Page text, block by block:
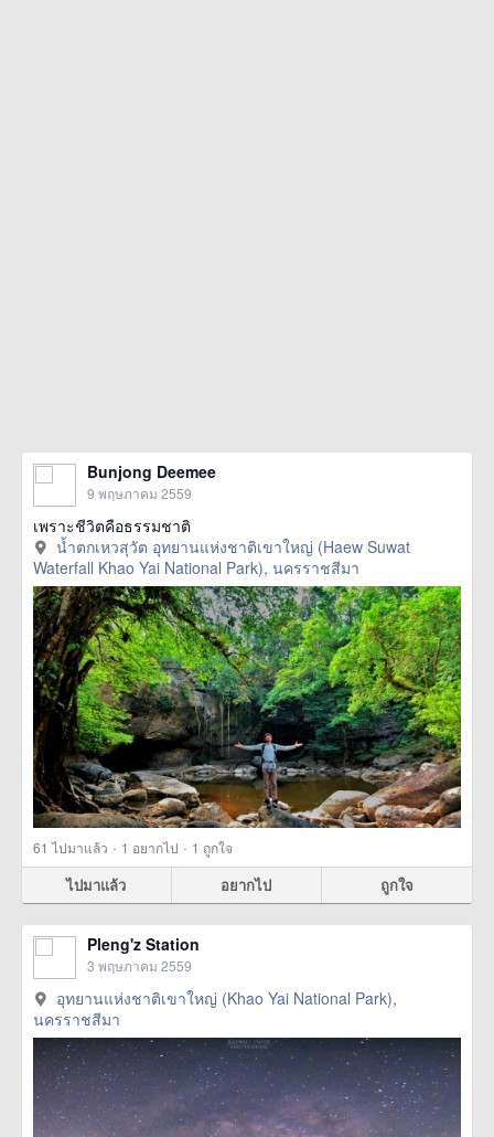
Bunjong Deemee
9 พฤษภาคม 2559
เพราะชีวิตคือธรรมชาติ
น้ำตกเหวสุวัต อุทยานแห่งชาติเขาใหญ่ (Haew Suwat
Waterfall Khao Yai National Park), นครราชสีมา
61 ไปมาแล้ว · 1 อยากไป · 1 ถูกใจ
ไปมาแล้ว อยากไป ถูกใจ
Pleng'z Station
3 พฤษภาคม 2559
อุทยานแห่งชาติเขาใหญ่ (Khao Yai National Park),
นครราชสีมา